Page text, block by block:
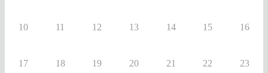
10 11 12 13 14 15 16
17 18 19 20 21 22 23